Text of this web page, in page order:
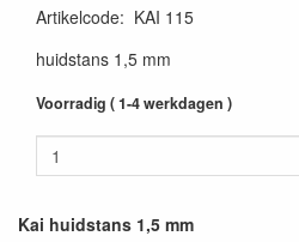
Artikelcode: KAI 115
huidstans 1,5 mm
Voorradig ( 1-4 werkdagen )
Kai huidstans 1,5 mm